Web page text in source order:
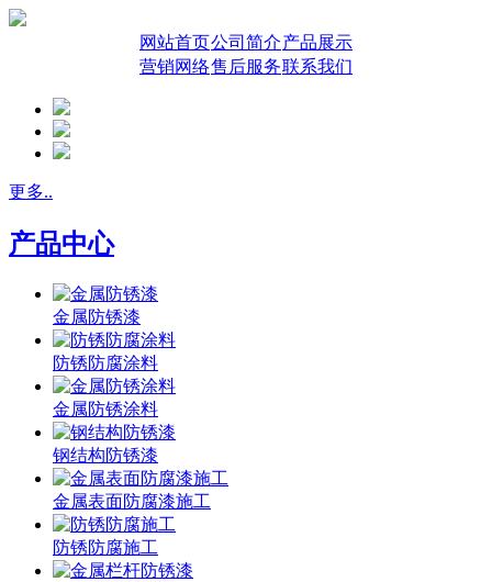
网站首页公司简介产品展示
营销网络售后服务联系我们
更多..
产品中心
金属防锈漆
防锈防腐涂料
金属防锈涂料
钢结构防锈漆
金属表面防腐漆施工
防锈防腐施工